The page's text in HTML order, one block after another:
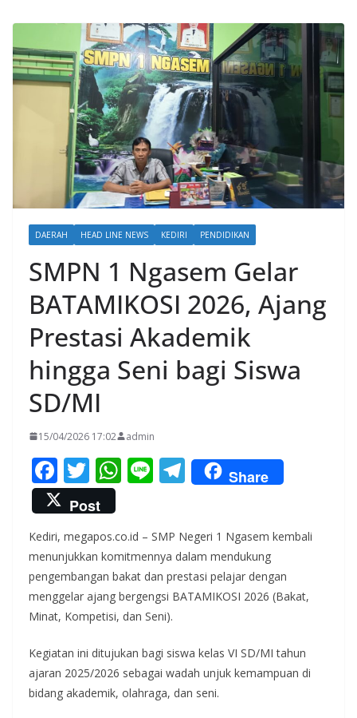
DAERAH HEAD LINE NEWS KEDIRI PENDIDIKAN
SMPN 1 Ngasem Gelar
BATAMIKOSI 2026, Ajang
Prestasi Akademik
hingga Seni bagi Siswa
SD/MI
15/04/2026 17:02 admin
F
ac
e
b
o
o
k
T
w
itt
er
W
s
A
p
p
Li T
el
gr
a
m
Share
Post
Kediri, megapos.co.id – SMP Negeri 1 Ngasem kembali
menunjukkan komitmennya dalam mendukung
pengembangan bakat dan prestasi pelajar dengan
menggelar ajang bergengsi BATAMIKOSI 2026 (Bakat,
Minat, Kompetisi, dan Seni).
Kegiatan ini ditujukan bagi siswa kelas VI SD/MI tahun
ajaran 2025/2026 sebagai wadah unjuk kemampuan di
bidang akademik, olahraga, dan seni.